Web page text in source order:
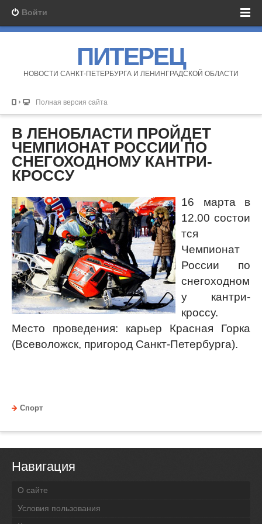
Войти
ПИТЕРЕЦ
НОВОСТИ САНКТ-ПЕТЕРБУРГА И ЛЕНИНГРАДСКОЙ ОБЛАСТИ
Полная версия сайта
В ЛЕНОБЛАСТИ ПРОЙДЕТ
ЧЕМПИОНАТ РОССИИ ПО
СНЕГОХОДНОМУ КАНТРИ-
КРОССУ
16 марта в
12.00 состои
тся
Чемпионат
России по
снегоходном
у кантри-
кроссу.
Место проведения: карьер Красная Горка
(Всеволожск, пригород Санкт-Петербурга).
Спорт
Навигация
О сайте
Условия пользования